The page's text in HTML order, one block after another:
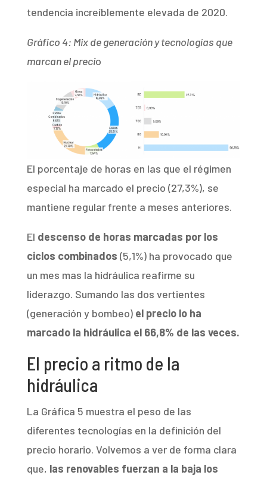
tendencia increíblemente elevada de 2020.
Gráfico 4: Mix de generación y tecnologías que
marcan el precio
El porcentaje de horas en las que el régimen
especial ha marcado el precio (27,3%), se
mantiene regular frente a meses anteriores.
El descenso de horas marcadas por los
ciclos combinados (5,1%) ha provocado que
un mes mas la hidráulica reafirme su
liderazgo. Sumando las dos vertientes
(generación y bombeo) el precio lo ha
marcado la hidráulica el 66,8% de las veces.
El precio a ritmo de la
hidráulica
La Gráfica 5 muestra el peso de las
diferentes tecnologías en la definición del
precio horario. Volvemos a ver de forma clara
que, las renovables fuerzan a la baja los